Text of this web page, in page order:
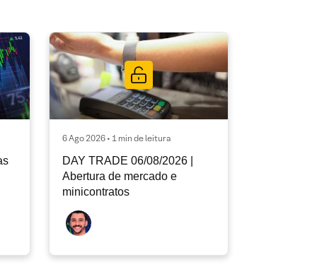
6 Ago 2026 • 1 min de leitura
DAY TRADE 06/08/2026 |
Abertura de mercado e
minicontratos